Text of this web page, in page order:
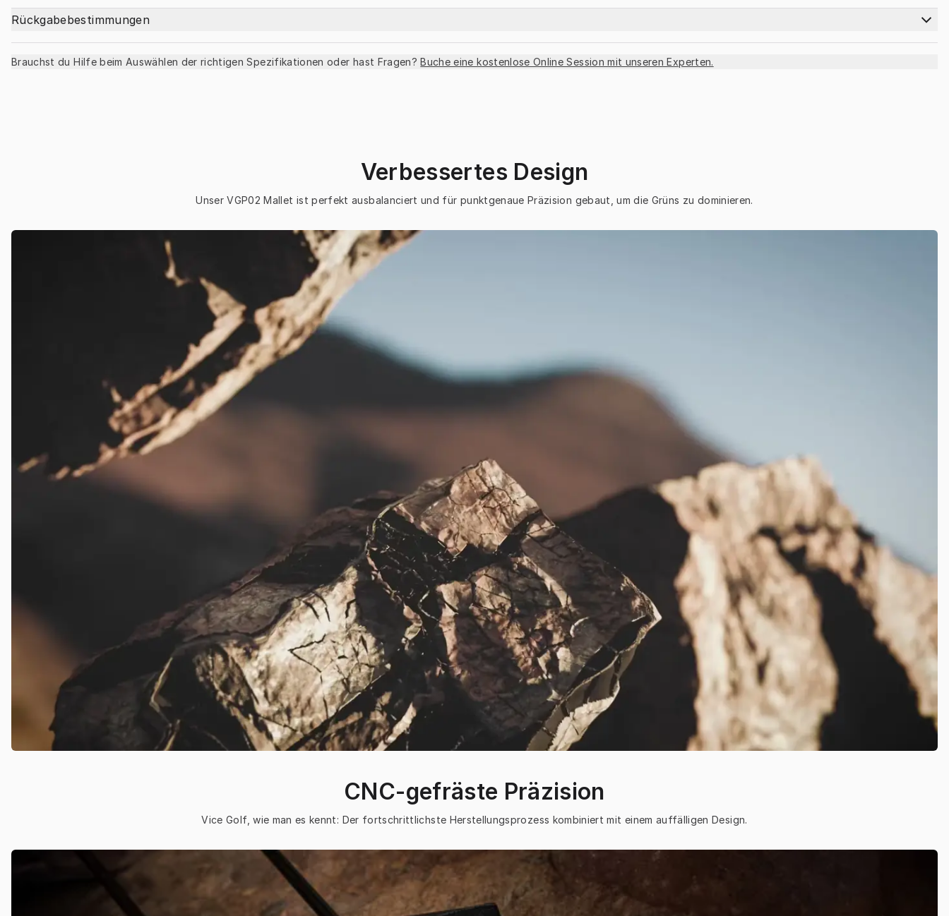
Rückgabebestimmungen
Brauchst du Hilfe beim Auswählen der richtigen Spezifikationen oder hast Fragen? Buche eine kostenlose Online Session mit unseren Experten.
Verbessertes Design
Unser VGP02 Mallet ist perfekt ausbalanciert und für punktgenaue Präzision gebaut, um die Grüns zu dominieren.
CNC-gefräste Präzision
Vice Golf, wie man es kennt: Der fortschrittlichste Herstellungsprozess kombiniert mit einem auffälligen Design.